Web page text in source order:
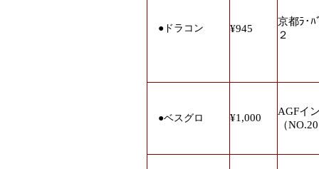
● ドラコン ¥945
京都ﾗ･ﾊ
２
●ベスグロ ¥1,000
AGFイ
（